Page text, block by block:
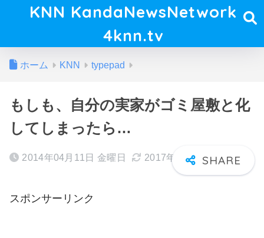
KNN KandaNewsNetwork
4knn.tv
ホーム KNN typepad
もしも、自分の実家がゴミ屋敷と化
してしまったら…
2014年04月11日 金曜日 2017年10月27日 金曜日
スポンサーリンク